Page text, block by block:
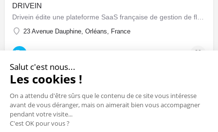
DRIVEIN
23 Avenue Dauphine, Orléans, France
Salut c'est nous...
Les cookies !
On a attendu d'être sûrs que le contenu de ce site vous intéresse
avant de vous déranger, mais on aimerait bien vous accompagner
pendant votre visite...
C'est OK pour vous ?